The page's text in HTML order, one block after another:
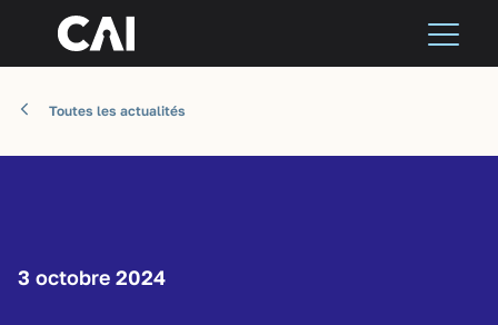
Toutes les actualités
3 octobre 2024